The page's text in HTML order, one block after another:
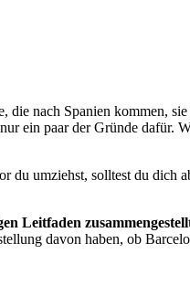
nach Spanien kommen,
ein paar der Gründe dafür.
umziehst, solltest du dich
Leitfaden
davon haben, ob